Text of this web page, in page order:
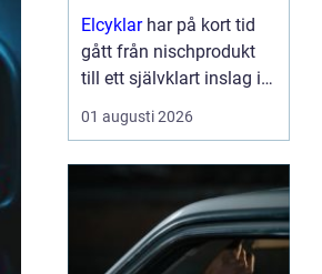
Elcyklarhar på kort tid
gått från nischprodukt
till ett självklart inslag i
många städer och
samhällen.
elassistans gör det
enklare att välja cykeln i
01 augusti 2026